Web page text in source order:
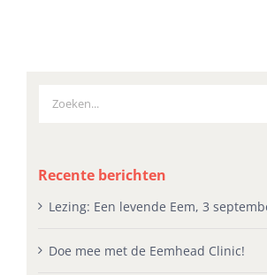
Zoeken
Recente berichten
Lezing: Een levende Eem, 3
Doe mee met de Eemhead Clinic!